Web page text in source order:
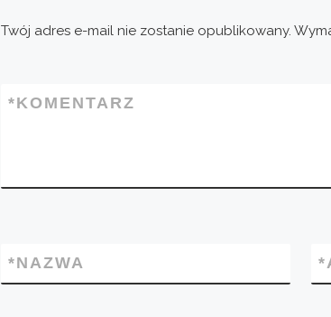
Twój adres e-mail nie zostanie opublikowany.
KOMENTARZ
*
NAZWA
* *